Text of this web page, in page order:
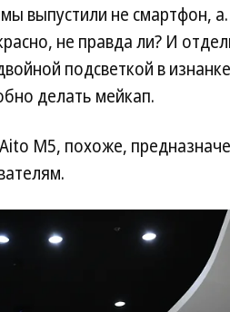
выпустили не смартфон,
не правда ли? И
подсветкой в изнанке
делать мейкап.
M5, похоже,